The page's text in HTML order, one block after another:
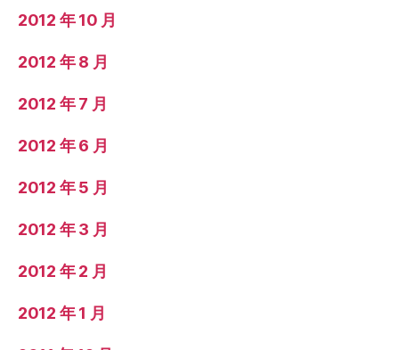
2012 年 10 月
2012 年 8 月
2012 年 7 月
2012 年 6 月
2012 年 5 月
2012 年 3 月
2012 年 2 月
2012 年 1 月